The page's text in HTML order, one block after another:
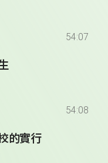
54:07
54:08
的實行